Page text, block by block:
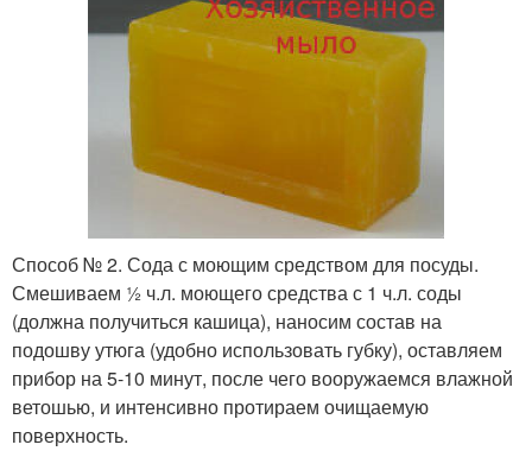
Способ № 2. Сода с моющим средством для посуды.
Смешиваем ½ ч.л. моющего средства с 1 ч.л. соды
(должна получиться кашица), наносим состав на
подошву утюга (удобно использовать губку), оставляем
прибор на 5-10 минут, после чего вооружаемся влажной
ветошью, и интенсивно протираем очищаемую
поверхность.